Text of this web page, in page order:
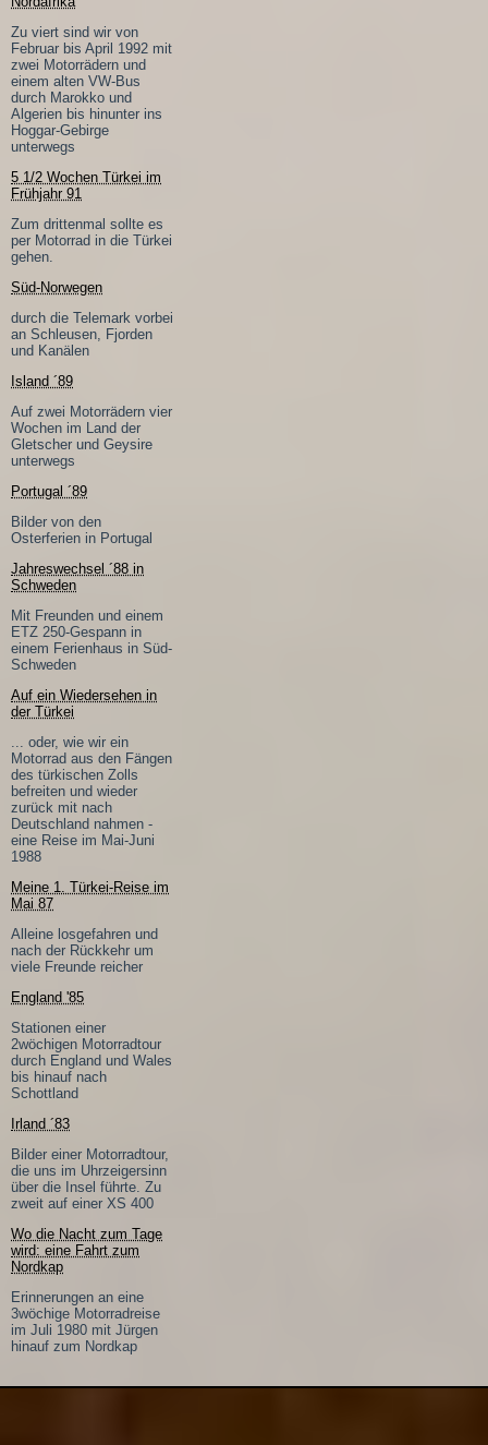
Zu viert sind wir von
Februar bis April 1992 mit
zwei Motorrädern und
einem alten VW-Bus
durch Marokko und
Algerien bis hinunter ins
Hoggar-Gebirge
unterwegs
5 1/2 Wochen Türkei im
Frühjahr 91
Zum drittenmal sollte es
per Motorrad in die Türkei
gehen.
Süd-Norwegen
durch die Telemark vorbei
an Schleusen, Fjorden
und Kanälen
Island ´89
Auf zwei Motorrädern vier
Wochen im Land der
Gletscher und Geysire
unterwegs
Portugal ´89
Bilder von den
Osterferien in Portugal
Jahreswechsel ´88 in
Schweden
Mit Freunden und einem
ETZ 250-Gespann in
einem Ferienhaus in Süd-
Schweden
Auf ein Wiedersehen in
der Türkei
... oder, wie wir ein
Motorrad aus den Fängen
des türkischen Zolls
befreiten und wieder
zurück mit nach
Deutschland nahmen -
eine Reise im Mai-Juni
1988
Meine 1. Türkei-Reise im
Mai 87
Alleine losgefahren und
nach der Rückkehr um
viele Freunde reicher
England '85
Stationen einer
2wöchigen Motorradtour
durch England und Wales
bis hinauf nach
Schottland
Irland ´83
Bilder einer Motorradtour,
die uns im Uhrzeigersinn
über die Insel führte. Zu
zweit auf einer XS 400
Wo die Nacht zum Tage
wird: eine Fahrt zum
Nordkap
Erinnerungen an eine
3wöchige Motorradreise
im Juli 1980 mit Jürgen
hinauf zum Nordkap